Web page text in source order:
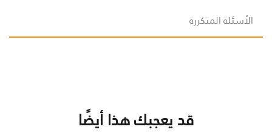
الأسئلة المتكررة
قد يعجبك هذا أيضًا